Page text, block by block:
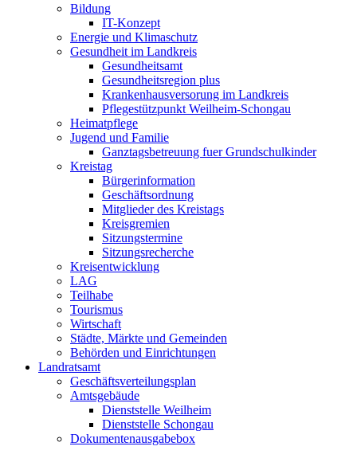
Bildung
IT-Konzept
Energie und Klimaschutz
Gesundheit im Landkreis
Gesundheitsamt
Gesundheitsregion plus
Krankenhausversorung im Landkreis
Pflegestützpunkt Weilheim-Schongau
Heimatpflege
Jugend und Familie
Ganztagsbetreuung fuer Grundschulkinder
Kreistag
Bürgerinformation
Geschäftsordnung
Mitglieder des Kreistags
Kreisgremien
Sitzungstermine
Sitzungsrecherche
Kreisentwicklung
LAG
Teilhabe
Tourismus
Wirtschaft
Städte, Märkte und Gemeinden
Behörden und Einrichtungen
Landratsamt
Geschäftsverteilungsplan
Amtsgebäude
Dienststelle Weilheim
Dienststelle Schongau
Dokumentenausgabebox